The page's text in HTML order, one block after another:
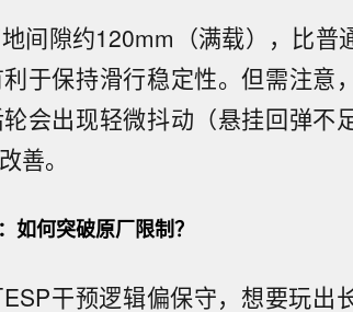
间隙约120mm（满载），比普
于保持滑行稳定性。但需注意
会出现轻微抖动（悬挂回弹不
善。
何突破原厂限制？
干预逻辑偏保守，想要玩出